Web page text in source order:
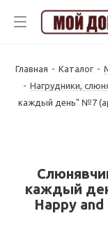
Главная - Каталог -
- Нагрудники,
каждый день" №7
каждый
Happy